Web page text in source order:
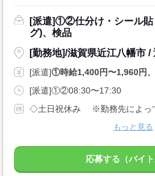
[派遣]①②仕分け・シール貼
グ)、検品
[勤務地]/滋賀県近江八幡市 /
[派遣]①時給1,400円〜1,960円
[派遣]①②08:30〜17:30
もっと見る
応募する（バイト